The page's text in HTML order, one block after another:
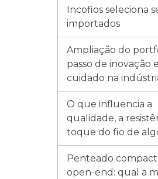
Incofios seleciona
importados
Ampliação do
passo de inovação e
cuidado na
O que influencia a
qualidade, a
toque do fio de
Penteado
open-end: qual a